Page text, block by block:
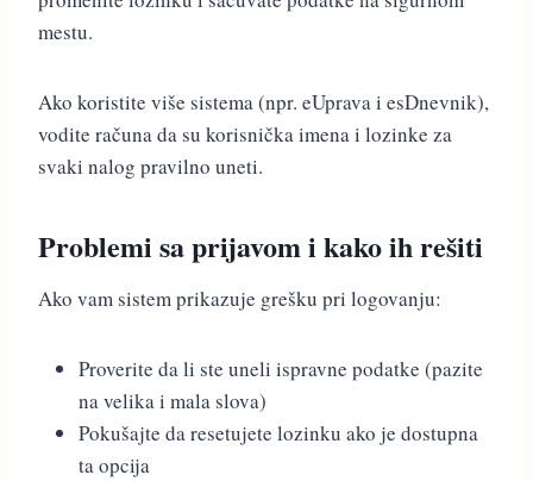
mestu.
Ako koristite više sistema (npr. eUprava i esDnevnik),
vodite računa da su korisnička imena i lozinke za
svaki nalog pravilno uneti.
Problemi sa prijavom i kako ih rešiti
Ako vam sistem prikazuje grešku pri logovanju:
Proverite da li ste uneli ispravne podatke (pazite
na velika i mala slova)
Pokušajte da resetujete lozinku ako je dostupna
ta opcija